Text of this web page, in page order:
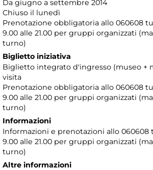
Da giugno a settembre 2014
Chiuso il lunedì
Prenotazione obbligatoria allo 060608
9.00 alle 21.00 per gruppi organizzati
turno)
Biglietto iniziativa
Biglietto integrato d'ingresso (museo +
visita
Prenotazione obbligatoria allo 060608
9.00 alle 21.00 per gruppi organizzati
turno)
Informazioni
Informazioni e prenotazioni allo
9.00 alle 21.00 per gruppi organizzati
turno)
Altre informazioni